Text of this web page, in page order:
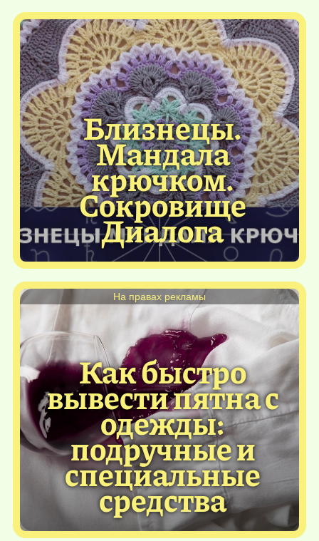
Близнецы.
Мандала
крючком.
Сокровище
Диалога
Как быстро
вывести пятна с
одежды:
подручные и
специальные
средства
На правах рекламы